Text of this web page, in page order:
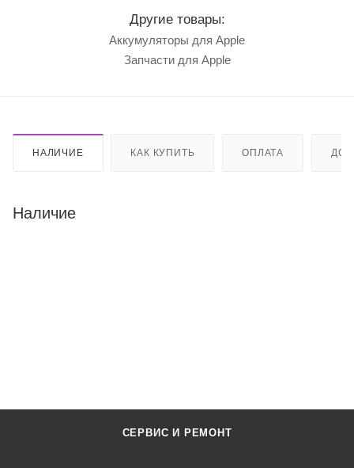
Другие товары:
Аккумуляторы для Apple
Запчасти для Apple
НАЛИЧИЕ КАК КУПИТЬ ОПЛАТА
Наличие
СЕРВИС И РЕМОНТ